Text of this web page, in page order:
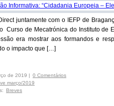
juntamente com o IEFP de
Curso de Mecatrónica do Instituto de
era mostrar aos formandos e
o impacto que […]
de 2019 | 0 Comentários
março/2019
Breves